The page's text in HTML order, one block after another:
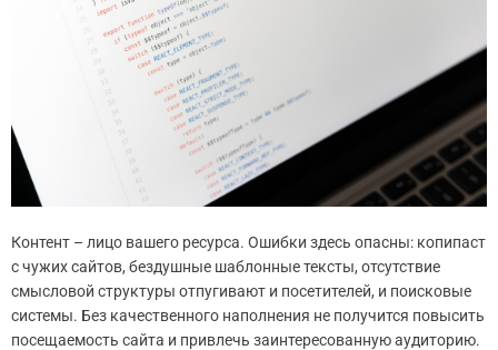
Контент – лицо вашего ресурса. Ошибки здесь опасны: копипаст
с чужих сайтов, бездушные шаблонные тексты, отсутствие
смысловой структуры отпугивают и посетителей, и поисковые
системы. Без качественного наполнения не получится повысить
посещаемость сайта и привлечь заинтересованную аудиторию.